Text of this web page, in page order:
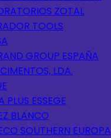
ZOTAL
TOOLS
GROUP ESPAÑA
LDA.
PLUS ESSEGE
BLANCO
SOUTHERN EUROPA